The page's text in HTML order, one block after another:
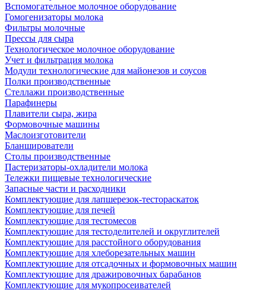
Вспомогательное молочное оборудование
Гомогенизаторы молока
Фильтры молочные
Прессы для сыра
Технологическое молочное оборудование
Учет и фильтрация молока
Модули технологические для майонезов и соусов
Полки производственные
Стеллажи производственные
Парафинеры
Плавители сыра, жира
Формовочные машины
Маслоизготовители
Бланширователи
Столы производственные
Пастеризаторы-охладители молока
Тележки пищевые технологические
Запасные части и расходники
Комплектующие для лапшерезок-тестораскаток
Комплектующие для печей
Комплектующие для тестомесов
Комплектующие для тестоделителей и округлителей
Комплектующие для расстойного оборудования
Комплектующие для хлеборезательных машин
Комплектующие для отсадочных и формовочных машин
Комплектующие для дражировочных барабанов
Комплектующие для мукопросеивателей